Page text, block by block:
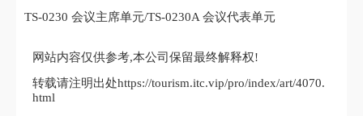
TS-0230 会议主席单元/TS-0230A 会议代表单元
网站内容仅供参考,本公司保留最终解释权!
转载请注明出处https://tourism.itc.vip/pro/index/art/4070.
html